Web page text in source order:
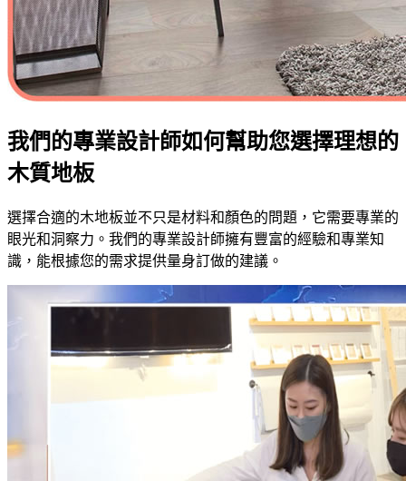
我們的專業設計師如何幫助您選擇理想的
木質地板
選擇合適的木地板並不只是材料和顏色的問題，它需要專業的
眼光和洞察力。我們的專業設計師擁有豐富的經驗和專業知
識，能根據您的需求提供量身訂做的建議。